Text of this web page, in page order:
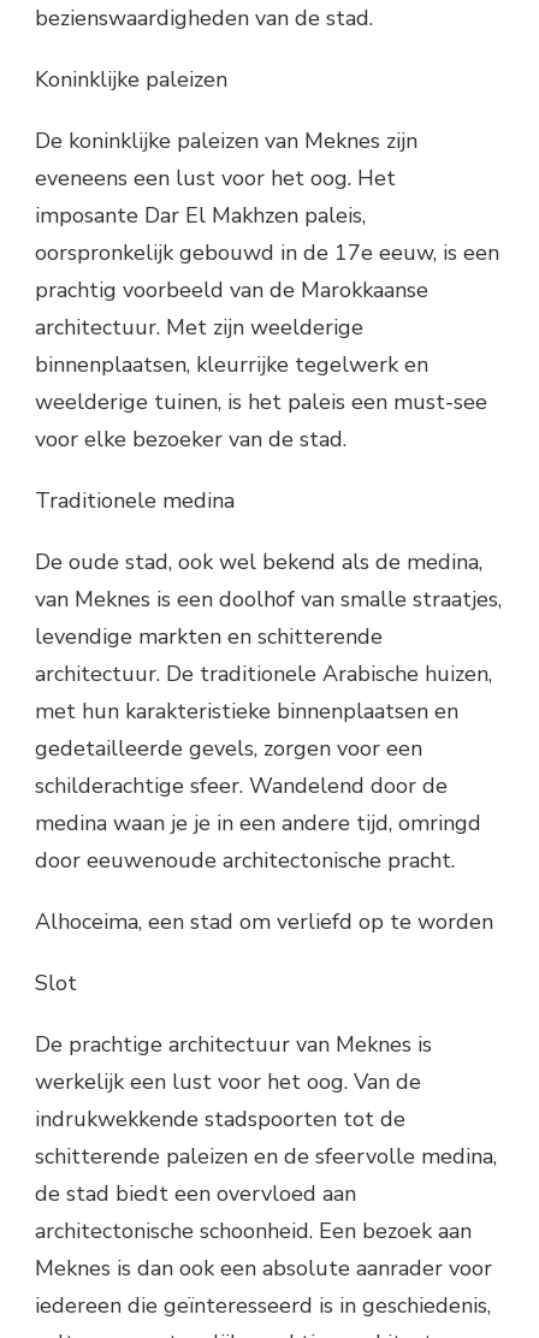
bezienswaardigheden van de stad.
Koninklijke paleizen
De koninklijke paleizen van Meknes zijn
eveneens een lust voor het oog. Het
imposante Dar El Makhzen paleis,
oorspronkelijk gebouwd in de 17e eeuw, is een
prachtig voorbeeld van de Marokkaanse
architectuur. Met zijn weelderige
binnenplaatsen, kleurrijke tegelwerk en
weelderige tuinen, is het paleis een must-see
voor elke bezoeker van de stad.
Traditionele medina
De oude stad, ook wel bekend als de medina,
van Meknes is een doolhof van smalle straatjes,
levendige markten en schitterende
architectuur. De traditionele Arabische huizen,
met hun karakteristieke binnenplaatsen en
gedetailleerde gevels, zorgen voor een
schilderachtige sfeer. Wandelend door de
medina waan je je in een andere tijd, omringd
door eeuwenoude architectonische pracht.
Alhoceima, een stad om verliefd op te worden
Slot
De prachtige architectuur van Meknes is
werkelijk een lust voor het oog. Van de
indrukwekkende stadspoorten tot de
schitterende paleizen en de sfeervolle medina,
de stad biedt een overvloed aan
architectonische schoonheid. Een bezoek aan
Meknes is dan ook een absolute aanrader voor
iedereen die geïnteresseerd is in geschiedenis,